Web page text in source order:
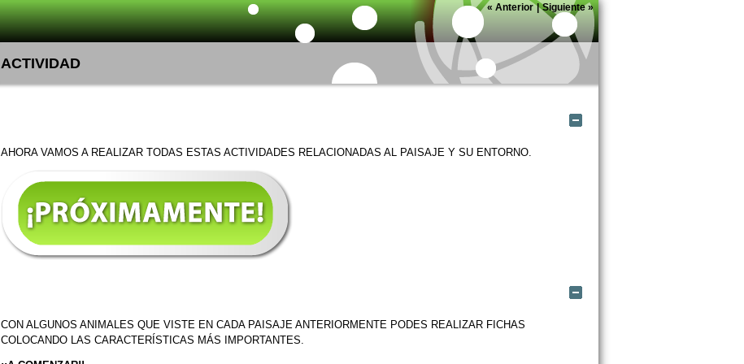
« Anterior|Siguiente»
ACTIVIDAD
AHORA VAMOS A REALIZAR TODAS ESTAS ACTIVIDADES RELACIONADAS AL PAISAJE Y SU ENTORNO.
CON ALGUNOS ANIMALES QUE VISTE EN CADA PAISAJE ANTERIORMENTE PODES REALIZAR FICHAS
COLOCANDO LAS CARACTERÍSTICAS MÁS IMPORTANTES.